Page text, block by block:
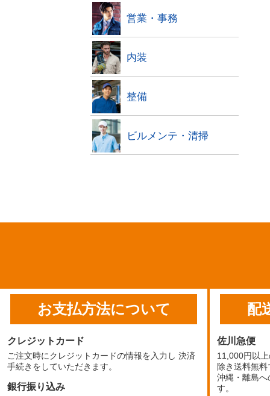
営業・事務
内装
整備
ビルメンテ・清掃
お支払方法について
クレジットカード
ご注文時にクレジットカードの情報を入力し 決済
手続きをしていただきます。
銀行振り込み
配
佐川急便
11,000円以
除き送料無料
沖縄・離島
す。